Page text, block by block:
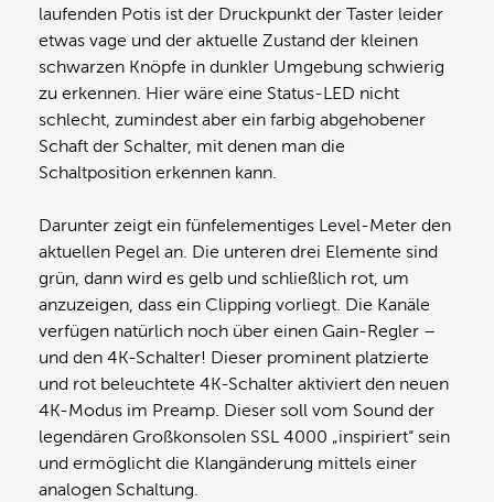
laufenden Potis ist der Druckpunkt der Taster leider
etwas vage und der aktuelle Zustand der kleinen
schwarzen Knöpfe in dunkler Umgebung schwierig
zu erkennen. Hier wäre eine Status-LED nicht
schlecht, zumindest aber ein farbig abgehobener
Schaft der Schalter, mit denen man die
Schaltposition erkennen kann.
Darunter zeigt ein fünfelementiges Level-Meter den
aktuellen Pegel an. Die unteren drei Elemente sind
grün, dann wird es gelb und schließlich rot, um
anzuzeigen, dass ein Clipping vorliegt. Die Kanäle
verfügen natürlich noch über einen Gain-Regler –
und den 4K-Schalter! Dieser prominent platzierte
und rot beleuchtete 4K-Schalter aktiviert den neuen
4K-Modus im Preamp. Dieser soll vom Sound der
legendären Großkonsolen SSL 4000 „inspiriert“ sein
und ermöglicht die Klangänderung mittels einer
analogen Schaltung.